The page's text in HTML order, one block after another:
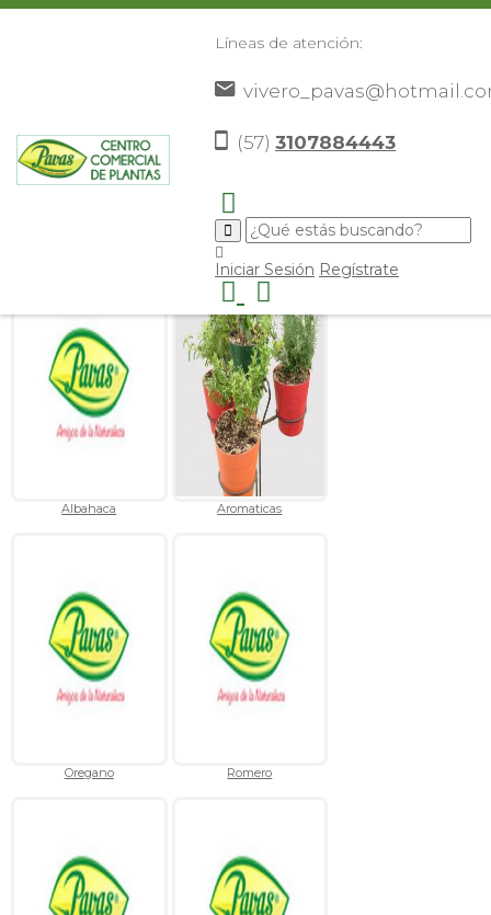
Líneas de atención:
(57) 3107884443
Iniciar Sesión Regístrate
Catalogo de productos - Plantas
arómaticas y comestibles
Albahaca Aromaticas
Oregano Romero